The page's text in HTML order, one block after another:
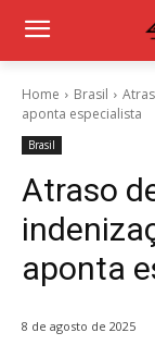
Home Brasil
aponta especialista
Brasil
Atraso
aponta
8 de agosto de 2025